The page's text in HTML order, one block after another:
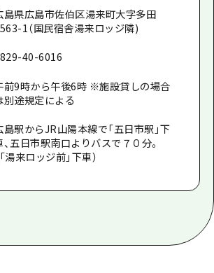
島県広島市佐伯区湯来町大字多田
1（国民宿舎湯来ロッジ隣)
40-6016
前9時から午後6時 ※施設貸しの場合
別途規定による
島駅からJR山陽本線で「五日市駅」下
、五日市駅南口よりバスで７０分。
「湯来ロッジ前」下車）